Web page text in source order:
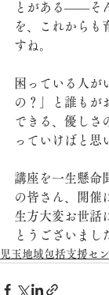
とがある――そ
を、これからも
すね。
困っている人が
の？」と誰もが
できる、優しさ
っていけばと思
講座を一生懸命
の皆さん、開催
生方大変お世話
とうございまし
児玉地域包括支援セ